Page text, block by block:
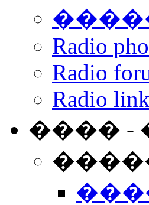
Radio
Radio
Radio
���� -